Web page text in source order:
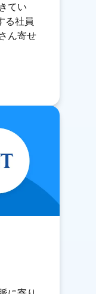
てい
る社員
ん寄せ